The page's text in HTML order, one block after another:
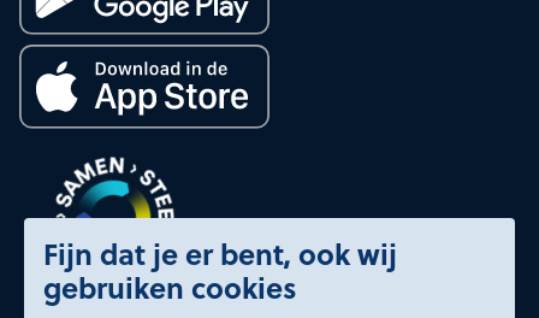
Fijn dat je er bent, ook wij
gebruiken cookies